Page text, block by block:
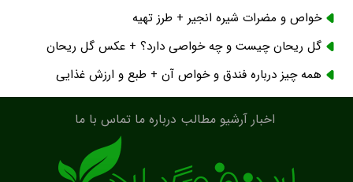
خواص و مضرات شیره انجیر + طرز تهیه
گل ریحان چیست و چه خواصی دارد؟ + عکس گل ریحان
همه چیز درباره فندق و خواص آن + طبع و ارزش غذایی
اخبار آرشیو مطالب درباره ما تماس با ما